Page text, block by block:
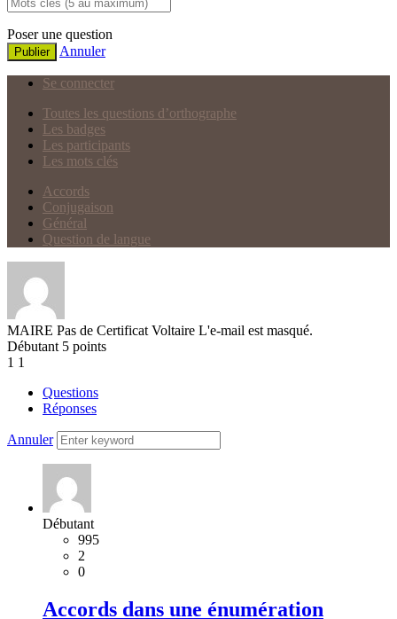
Poser une question
Publier Annuler
Se connecter
Toutes les questions d’orthographe
Les badges
Les participants
Les mots clés
Accords
Conjugaison
Général
Question de langue
MAIRE Pas de Certificat Voltaire L'e-mail est masqué.
Débutant 5 points
1 1
Questions
Réponses
Annuler
Débutant
995
2
0
Accords dans une énumération